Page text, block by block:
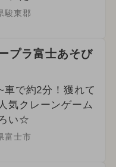
駿東郡
プラ富士あそび
車で約2分！獲れて
気クレーンゲーム
い☆
富士市